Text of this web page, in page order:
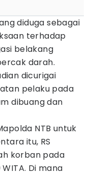
diduga sebagai
terhadap
belakang
darah.
dicurigai
pelaku pada
dibuang dan
NTB untuk
itu, RS
korban pada
Di mana